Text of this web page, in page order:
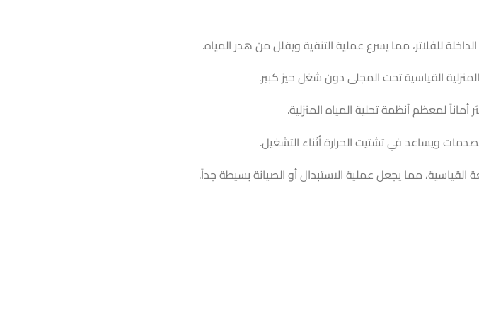
القياسية تحت المجلى دون شغل حيز كبير.
لمعظم أنظمة تحلية المياه المنزلية.
ويساعد في تشتيت الحرارة أثناء التشغيل.
مما يجعل عملية الاستبدال أو الصيانة بسيطة جداً.